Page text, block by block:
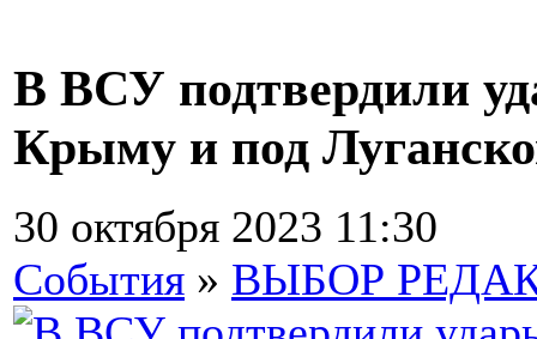
В ВСУ подтвердили
Крыму и под
30 октября 2023 11:30
События » ВЫБОР